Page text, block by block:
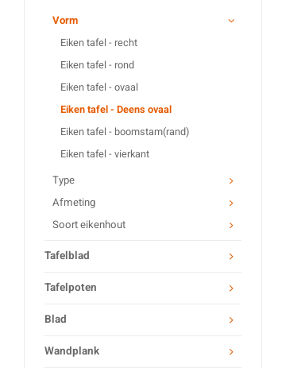
Vorm
Eiken tafel - recht
Eiken tafel - rond
Eiken tafel - ovaal
Eiken tafel - Deens ovaal
Eiken tafel - boomstam(rand)
Eiken tafel - vierkant
Type
Afmeting
Soort eikenhout
Tafelblad
Tafelpoten
Blad
Wandplank